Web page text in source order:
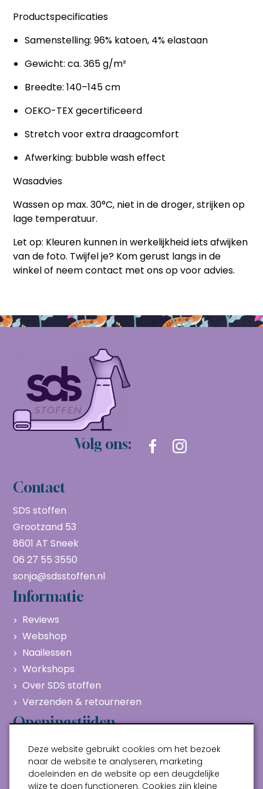
Productspecificaties
Samenstelling: 96% katoen, 4% elastaan
Gewicht: ca. 365 g/m²
Breedte: 140–145 cm
OEKO-TEX gecertificeerd
Stretch voor extra draagcomfort
Afwerking: bubble wash effect
Wasadvies
Wassen op max. 30°C, niet in de droger, strijken op
lage temperatuur.
Let op: Kleuren kunnen in werkelijkheid iets afwijken
van de foto. Twijfel je? Kom gerust langs in de
winkel of neem contact met ons op voor advies.
Volg ons:
Contact
SDS stoffen
Grootzand 53
8601 AT Sneek
06 27 55 3550
sonja@sdsstoffen.nl
Informatie
Reviews
Webshop
Naailessen
Workshops
Over SDS stoffen
Verzenden & retourneren
Openingstijden
Maandag
Gesloten
Dinsdag
10:00 - 17:00
Woensdag
10:00 - 17:00
Deze website gebruikt cookies om het bezoek
naar de website te analyseren, marketing
doeleinden en de website op een deugdelijke
wijze te doen functioneren. Cookies zijn kleine